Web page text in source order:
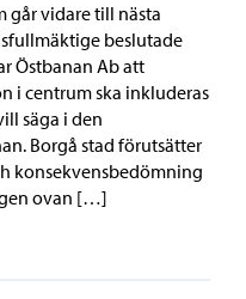
går vidare till nästa
beslutade
Östbanan Ab att
i centrum ska inkluderas
säga i den
Borgå stad förutsätter
konsekvensbedömning
ovan […]